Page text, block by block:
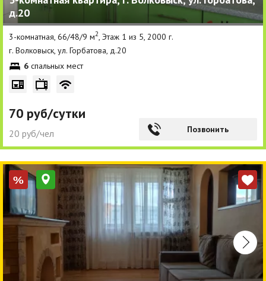
Другие разделы
Новости
Агентства
Ремонт квартир
Грузовое такси
Способы оплаты
Реклама на сайте
д.20
3-комнатная, 66/48/9 м2 , Этаж 1 из 5, 2000 г.
г. Волковыск, ул. Горбатова, д.20
6 спальных мест
70 руб/сутки
20 руб/чел Позвонить
%